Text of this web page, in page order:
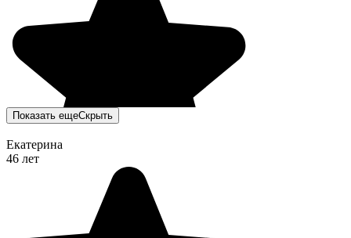
Показать ещеСкрыть
Екатерина
46 лет